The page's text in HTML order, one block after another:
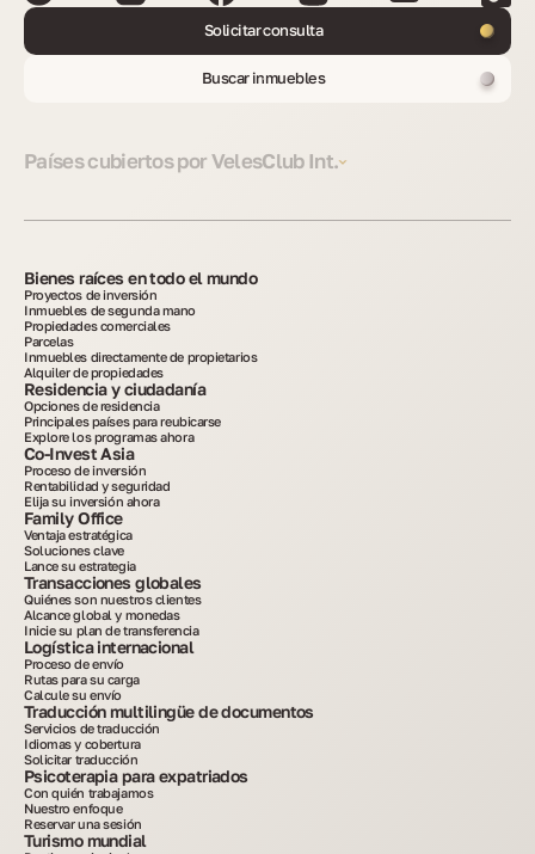
Solicitar consulta
Buscar inmuebles
Países cubiertos por VelesClub Int.
Bienes raíces en todo el mundo
Proyectos de inversión
Inmuebles de segunda mano
Propiedades comerciales
Parcelas
Inmuebles directamente de propietarios
Alquiler de propiedades
Residencia y ciudadanía
Opciones de residencia
Principales países para reubicarse
Explore los programas ahora
Co-Invest Asia
Proceso de inversión
Rentabilidad y seguridad
Elija su inversión ahora
Family Office
Ventaja estratégica
Soluciones clave
Lance su estrategia
Transacciones globales
Quiénes son nuestros clientes
Alcance global y monedas
Inicie su plan de transferencia
Logística internacional
Proceso de envío
Rutas para su carga
Calcule su envío
Traducción multilingüe de documentos
Servicios de traducción
Idiomas y cobertura
Solicitar traducción
Psicoterapia para expatriados
Con quién trabajamos
Nuestro enfoque
Reservar una sesión
Turismo mundial